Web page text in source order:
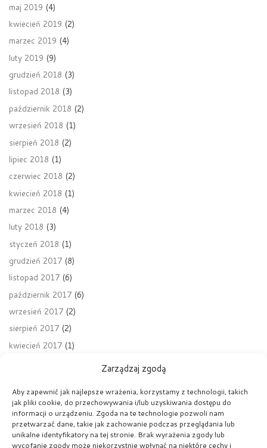
Zarządzaj zgodą
Aby zapewnić jak najlepsze wrażenia, korzystamy z technologii, takich
jak pliki cookie, do przechowywania i/lub uzyskiwania dostępu do
informacji o urządzeniu. Zgoda na te technologie pozwoli nam
przetwarzać dane, takie jak zachowanie podczas przeglądania lub
unikalne identyfikatory na tej stronie. Brak wyrażenia zgody lub
wycofanie zgody może niekorzystnie wpłynąć na niektóre cechy i
maj 2019 (4)
kwiecień 2019 (2)
marzec 2019 (4)
luty 2019 (9)
grudzień 2018 (3)
listopad 2018 (3)
październik 2018 (2)
wrzesień 2018 (1)
sierpień 2018 (2)
lipiec 2018 (1)
czerwiec 2018 (2)
kwiecień 2018 (1)
marzec 2018 (4)
luty 2018 (3)
styczeń 2018 (1)
grudzień 2017 (8)
listopad 2017 (6)
październik 2017 (6)
wrzesień 2017 (2)
sierpień 2017 (2)
kwiecień 2017 (1)
Nawigacja wpisu
Poprzedni wpis
OBCHODY 11 LISTOPADA – ŚWIĘTA NIEPODLEGŁOŚCI